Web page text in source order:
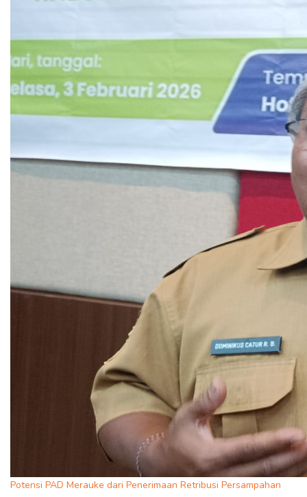
Potensi PAD Merauke dari Penerimaan Retribusi Persampahan